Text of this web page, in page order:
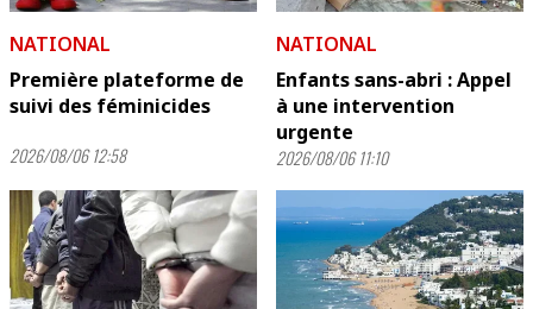
NATIONAL
Première plateforme de
suivi des féminicides
2026/08/06 12:58
NATIONAL
Enfants sans-abri : Appel
à une intervention
urgente
2026/08/06 11:10